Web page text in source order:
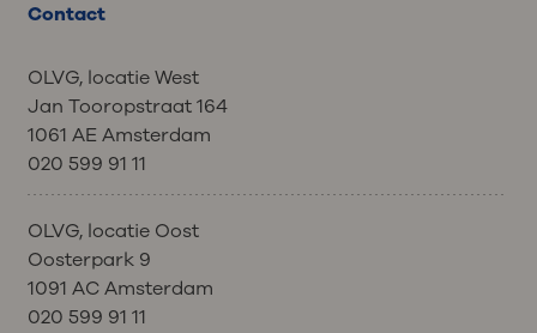
Contact
OLVG, locatie West
Jan Tooropstraat 164
1061 AE Amsterdam
020 599 91 11
OLVG, locatie Oost
Oosterpark 9
1091 AC Amsterdam
020 599 91 11